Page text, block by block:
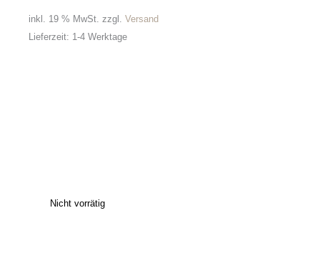
inkl. 19 % MwSt. zzgl. Versand
Lieferzeit: 1-4 Werktage
Nicht vorrätig